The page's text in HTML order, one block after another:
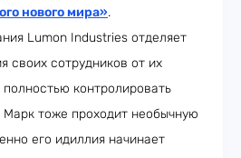
нового мира».
Lumon Industries отделяет
своих сотрудников от их
контролировать
тоже проходит необычную
его идиллия начинает